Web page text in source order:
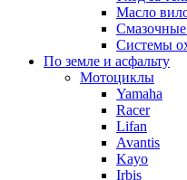
Масло
Системы
По земле и асфальту
Мотоциклы
Yamaha
Racer
Lifan
Avantis
Kayo
Irbis